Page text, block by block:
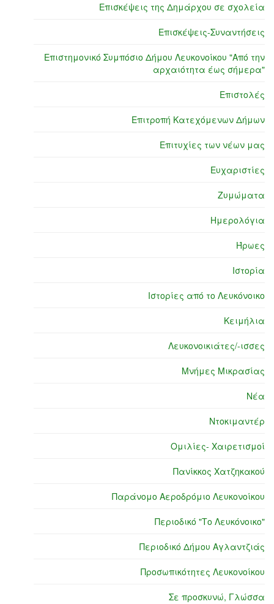
Επισκέψεις της Δημάρχου σε σχολεία
Επισκέψεις-Συναντήσεις
Επιστημονικό Συμπόσιο Δήμου Λευκονοίκου "Από την
αρχαιότητα έως σήμερα"
Επιστολές
Επιτροπή Κατεχόμενων Δήμων
Επιτυχίες των νέων μας
Ευχαριστίες
Ζυμώματα
Ημερολόγια
Ήρωες
Ιστορία
Ιστορίες από το Λευκόνοικο
Κειμήλια
Λευκονοικιάτες/-ισσες
Μνήμες Μικρασίας
Νέα
Ντοκιμαντέρ
Ομιλίες- Χαιρετισμοί
Πανίκκος Χατζηκακού
Παράνομο Αεροδρόμιο Λευκονοίκου
Περιοδικό "Το Λευκόνοικο"
Περιοδικό Δήμου Αγλαντζιάς
Προσωπικότητες Λευκονοίκου
Σε προσκυνώ, Γλώσσα